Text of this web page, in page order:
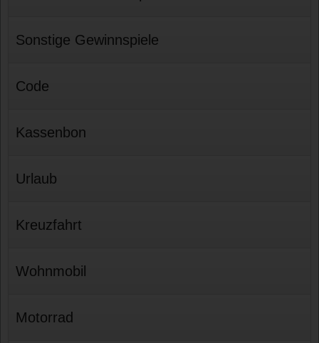
Sonstige Gewinnspiele
Code
Kassenbon
Urlaub
Kreuzfahrt
Wohnmobil
Motorrad